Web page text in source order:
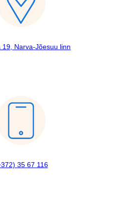
19, Narva-Jõesuu linn
35 67 116